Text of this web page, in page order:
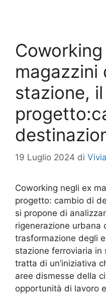
magazzini
stazione, il
19 Luglio 2024 di
Coworking negli ex
progetto: cambio di
si propone di
rigenerazione urbana
trasformazione degli
stazione ferroviaria in
tratta di un’iniziativa
aree dismesse della
opportunità di lavoro